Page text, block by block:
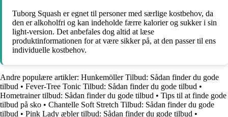
Tuborg Squash er egnet til personer med særlige kostbehov, da
den er alkoholfri og kan indeholde færre kalorier og sukker i sin
light-version. Det anbefales dog altid at læse
produktinformationen for at være sikker på, at den passer til ens
individuelle kostbehov.
Andre populære artikler: Hunkemöller Tilbud: Sådan finder du gode
tilbud • Fever-Tree Tonic Tilbud: Sådan finder du gode tilbud •
Hometrainer tilbud: Sådan finder du gode tilbud • Tips til at finde gode
tilbud på sko • Chantelle Soft Stretch Tilbud: Sådan finder du gode
tilbud • Pink Lady æbler tilbud: Sådan finder du gode tilbud •